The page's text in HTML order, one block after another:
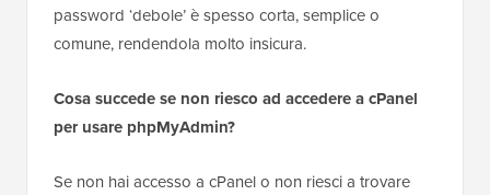
password ‘debole’ è spesso corta, semplice o
comune, rendendola molto insicura.
Cosa succede se non riesco ad accedere a cPanel
per usare phpMyAdmin?
Se non hai accesso a cPanel o non riesci a trovare